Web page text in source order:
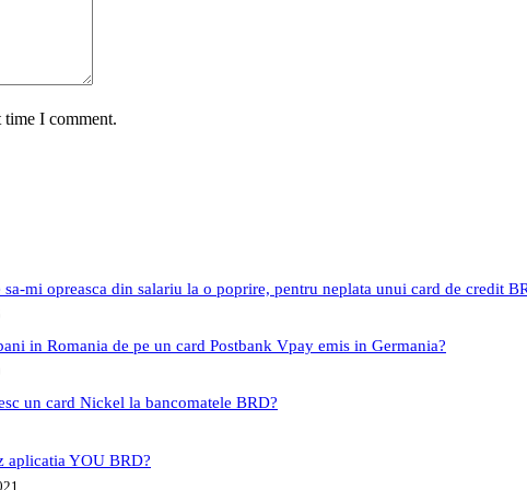
time I comment.
sa-mi opreasca din salariu la o poprire, pentru neplata unui card de credit
in Romania de pe un card Postbank Vpay emis in Germania?
un card Nickel la bancomatele BRD?
aplicatia YOU BRD?